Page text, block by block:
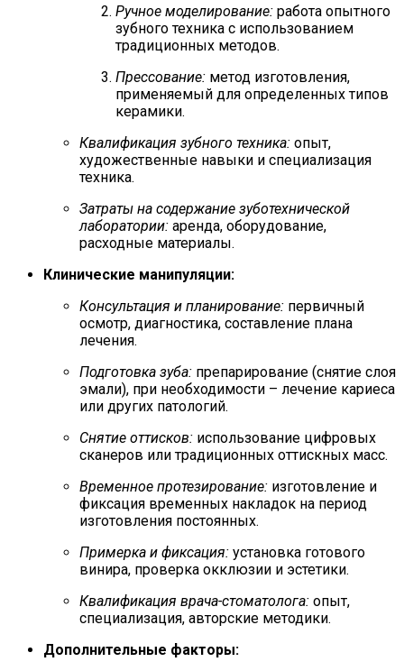
Ручное моделирование: работа опытного
зубного техника с использованием
традиционных методов.
Прессование: метод изготовления,
применяемый для определенных типов
керамики.
Квалификация зубного техника: опыт,
художественные навыки и специализация
техника.
Затраты на содержание зуботехнической
лаборатории: аренда, оборудование,
расходные материалы.
Клинические манипуляции:
Консультация и планирование: первичный
осмотр, диагностика, составление плана
лечения.
Подготовка зуба: препарирование (снятие слоя
эмали), при необходимости – лечение кариеса
или других патологий.
Снятие оттисков: использование цифровых
сканеров или традиционных оттискных масс.
Временное протезирование: изготовление и
фиксация временных накладок на период
изготовления постоянных.
Примерка и фиксация: установка готового
винира, проверка окклюзии и эстетики.
Квалификация врача-стоматолога: опыт,
специализация, авторские методики.
Дополнительные факторы: